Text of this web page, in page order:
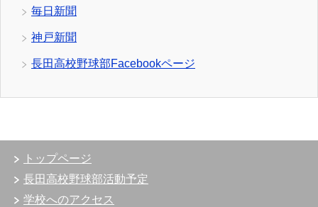
毎日新聞
神戸新聞
長田高校野球部Facebookページ
トップページ
長田高校野球部活動予定
学校へのアクセス